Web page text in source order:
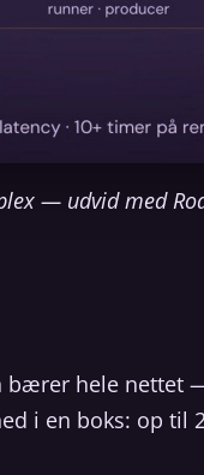
— udvid med
bærer hele nettet
i en boks: op til